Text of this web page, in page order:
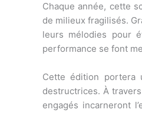
Chaque année, cette
de milieux fragilisés.
leurs mélodies pour
performance se font
Cette édition portera
destructrices. À
engagés incarneront